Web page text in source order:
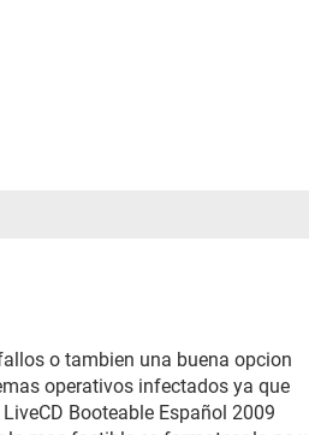
o tambien una buena opcion
operativos infectados ya que
Booteable Español 2009